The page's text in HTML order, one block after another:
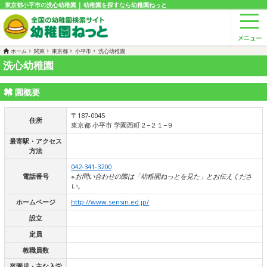
東京都小平市の洗心幼稚園 | 幼稚園を探すなら幼稚園ねっと
ホーム 関東 東京都 小平市 洗心幼稚園
洗心幼稚園
園概要
住所
〒187-0045
東京都 小平市 学園西町２−２１−９
最寄駅・アクセス
方法
電話番号
042-341-3200
※お問い合わせの際は「幼稚園ねっとを見た」とお伝えくださ
い。
ホームページ
http://www.sensin.ed.jp/
設立
定員
教職員数